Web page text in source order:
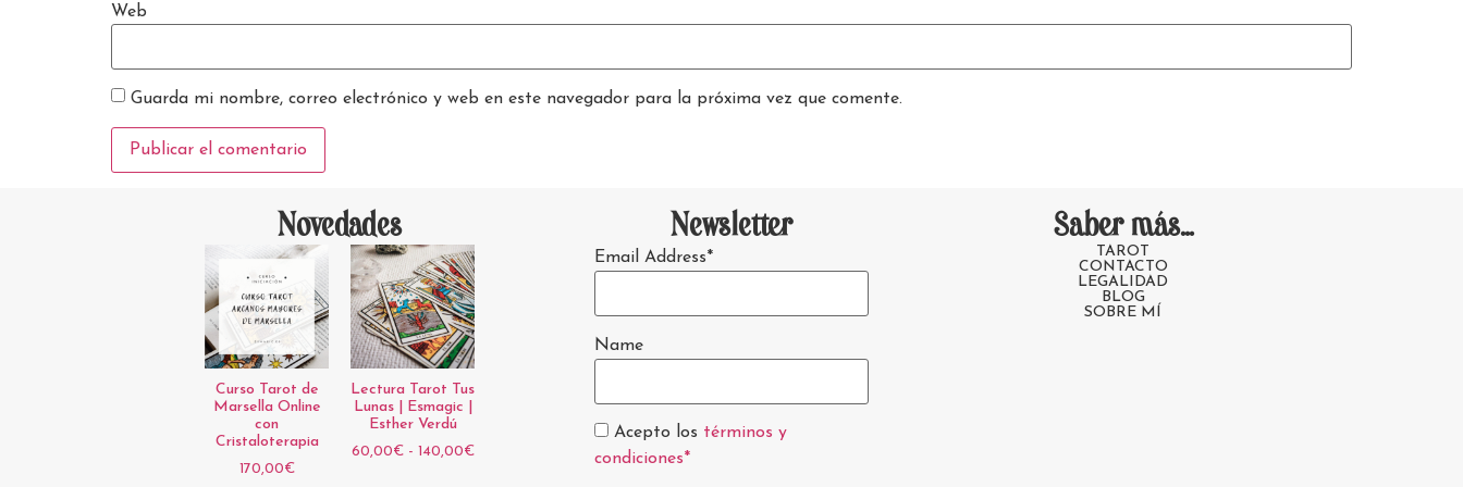
Web
Guarda mi nombre, correo electrónico y web en este navegador para la próxima vez que comente.
Novedades
Curso Tarot de
Marsella Online
con
Cristaloterapia
170,00€
Lectura Tarot Tus
Lunas | Esmagic |
Esther Verdú
60,00€ - 140,00€
Newsletter
Email Address*
Name
Acepto los términos y
condiciones*
Saber más...
TAROT
CONTACTO
LEGALIDAD
BLOG
SOBRE MÍ